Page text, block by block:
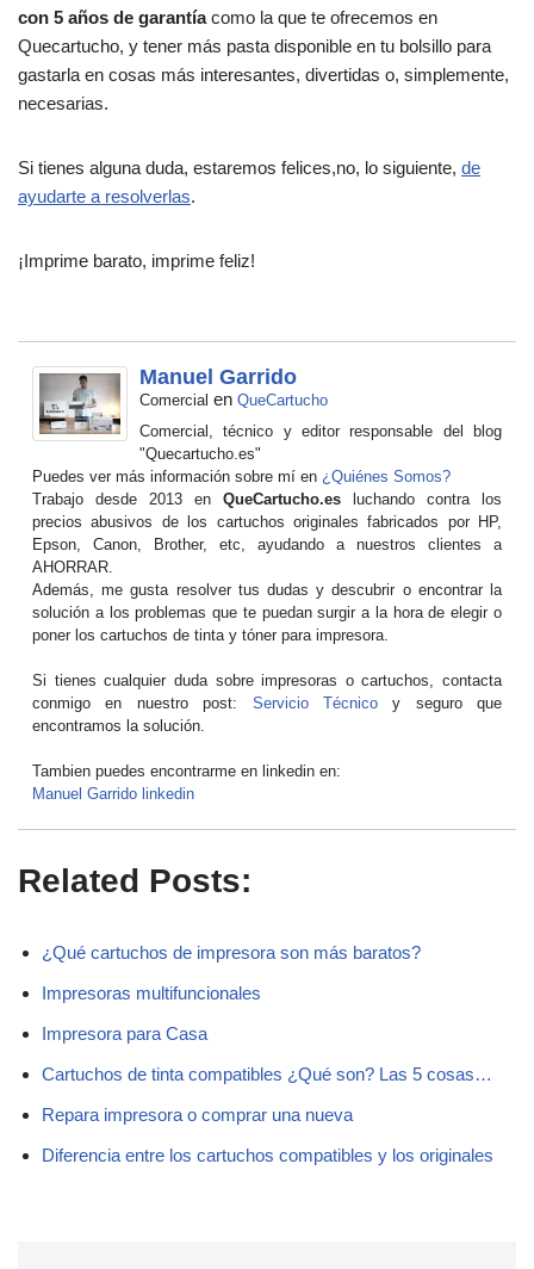
con 5 años de garantíacomo la que te ofrecemos en
Quecartucho, y tener más pasta disponible en tu bolsillo para
gastarla en cosas más interesantes, divertidas o, simplemente,
necesarias.
Si tienes alguna duda, estaremos felices,no, lo siguiente, de
ayudarte a resolverlas.
¡Imprime barato, imprime feliz!
Manuel Garrido
Comercial en QueCartucho
Comercial, técnico y editor responsable del blog
"Quecartucho.es"
Puedes ver más información sobre mí en ¿Quiénes Somos?
Trabajo desde 2013 en QueCartucho.es luchando contra los
precios abusivos de los cartuchos originales fabricados por HP,
Epson, Canon, Brother, etc, ayudando a nuestros clientes a
AHORRAR.
Además, me gusta resolver tus dudas y descubrir o encontrar la
solución a los problemas que te puedan surgir a la hora de elegir o
poner los cartuchos de tinta y tóner para impresora.
Si tienes cualquier duda sobre impresoras o cartuchos, contacta
conmigo en nuestro post: Servicio Técnicoy seguro que
encontramos la solución.
Tambien puedes encontrarme en linkedin en:
Manuel Garrido linkedin
Related Posts:
¿Qué cartuchos de impresora son más baratos?
Impresoras multifuncionales
Impresora para Casa
Cartuchos de tinta compatibles ¿Qué son? Las 5 cosas…
Repara impresora o comprar una nueva
Diferencia entre los cartuchos compatibles y los originales